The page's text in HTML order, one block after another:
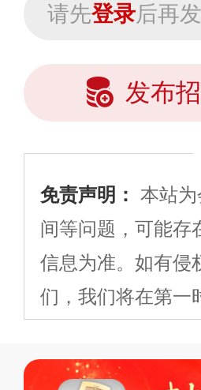
请先登录后再
发布
免责声明： 本站
间等问题，可能存
信息为准。如有侵
们，我们将在第一
平
标、LOGO 等）